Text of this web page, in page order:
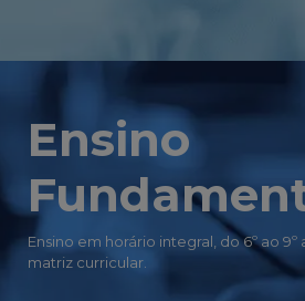
Ensino
Ensino em horário integral, do 6º ao
matriz curricular.